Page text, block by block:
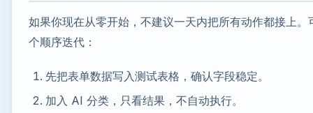
如果你现在从零开始，不建议一天内把所有动作都接上。
个顺序迭代：
先把表单数据写入测试表格，确认字段稳定。
加入 AI 分类，只看结果，不自动执行。